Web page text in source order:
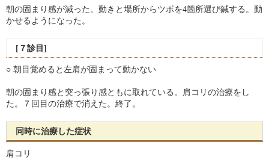
朝の固まり感が減った。動きと場所からツボを4箇所選び鍼する。動
かせるようになった。
[７診目]
○ 朝目覚めると左肩が固まって動かない
朝の固まり感と突っ張り感ともに取れている。肩コリの治療をし
た。７回目の治療で消えた。終了。
同時に治療した症状
肩コリ